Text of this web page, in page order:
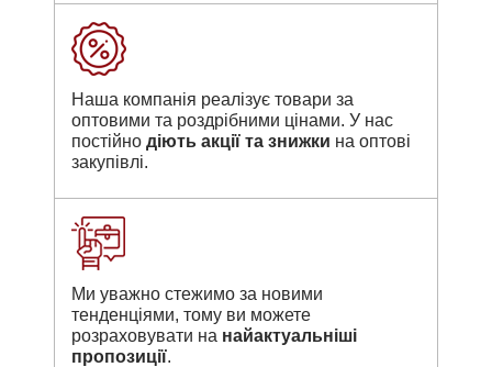
Наша компанія реалізує товари за
оптовими та роздрібними цінами. У нас
постійно діють акції та знижки на оптові
закупівлі.
Ми уважно стежимо за новими
тенденціями, тому ви можете
розраховувати на найактуальніші
пропозиції.